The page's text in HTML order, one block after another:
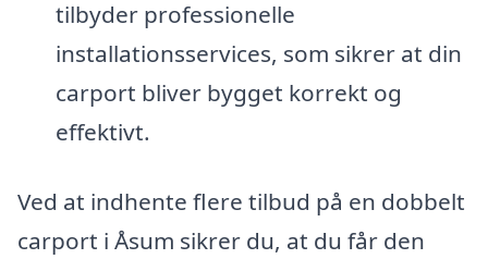
tilbyder professionelle
installationsservices, som sikrer at din
carport bliver bygget korrekt og
effektivt.
Ved at indhente flere tilbud på en dobbelt
carport i Åsum sikrer du, at du får den